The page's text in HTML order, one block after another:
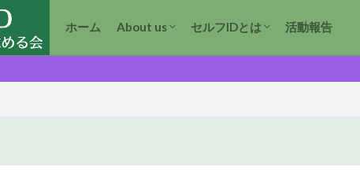
ホーム About us セルフIDとは 活動報告